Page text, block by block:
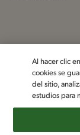
©2022, Nestlé.
Al hacer clic
cookies se
del sitio,
estudios para